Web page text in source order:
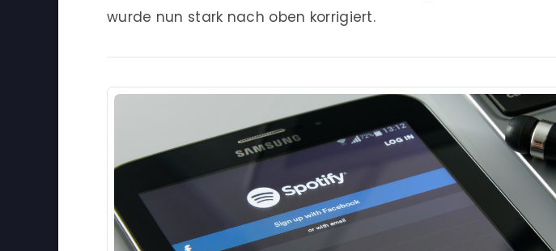
wurde nun stark nach oben korrigiert.